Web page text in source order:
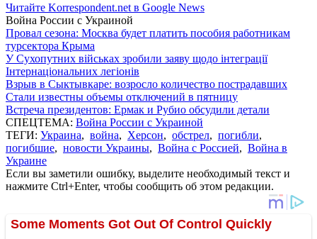
Читайте Korrespondent.net в Google News
Война России с Украиной
Провал сезона: Москва будет платить пособия работникам
турсектора Крыма
У Сухопутних військах зробили заяву щодо інтеграції
Інтернаціональних легіонів
Взрыв в Сыктывкаре: возросло количество пострадавших
Стали известны объемы отключений в пятницу
Встреча президентов: Ермак и Рубио обсудили детали
СПЕЦТЕМА: Война России с Украиной
ТЕГИ: Украина, война, Херсон, обстрел, погибли,
погибшие, новости Украины, Война с Россией, Война в
Украине
Если вы заметили ошибку, выделите необходимый текст и
нажмите Ctrl+Enter, чтобы сообщить об этом редакции.